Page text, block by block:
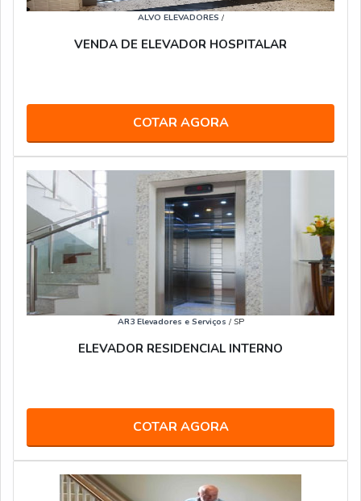
ALVO ELEVADORES /
VENDA DE ELEVADOR HOSPITALAR
COTAR AGORA
AR3 Elevadores e Serviços / SP
ELEVADOR RESIDENCIAL INTERNO
COTAR AGORA